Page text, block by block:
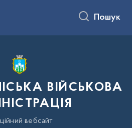
Пошук
ВІЙСЬКОВА
вебсайт